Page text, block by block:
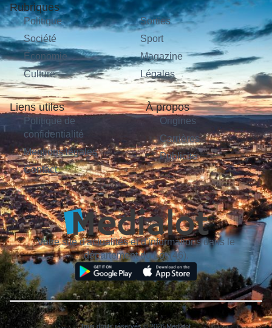
Rubriques
Politique
Société
Économie
Culture
Sorties
Sport
Magazine
Légales
Liens utiles
Politique de
confidentialité
Mentions légales
Contact
À propos
Origines
Carrières
Publicité
Votre site d'actualités et d'informations dans le
département du Lot (46).
Tous droits réservés © 2026 Medialot.